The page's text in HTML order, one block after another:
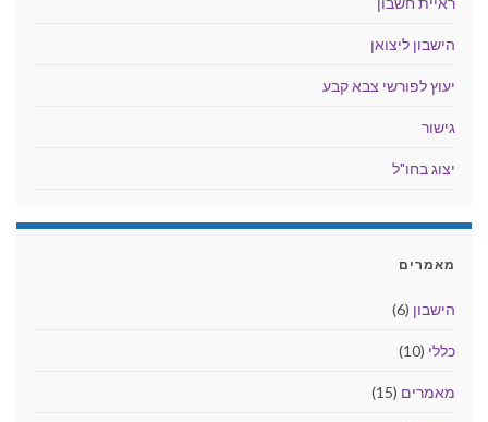
הישבון ליצואן
יעוץ לפורשי צבא קבע
גישור
יצוג בחו"ל
מאמרים
הישבון (6)
כללי (10)
מאמרים (15)